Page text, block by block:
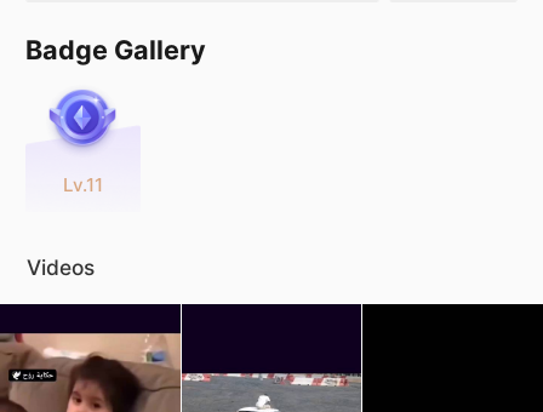
Badge Gallery
Lv.11
Videos